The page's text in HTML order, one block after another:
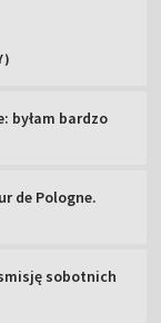
byłam bardzo
de Pologne.
sobotnich